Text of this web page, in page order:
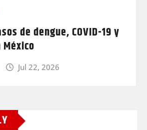
de dengue, COVID-19 y
Jul 22, 2026